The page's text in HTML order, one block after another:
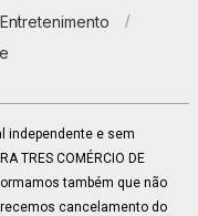
Entretenimento
independente e sem
TRES COMÉRCIO DE
também que não
cancelamento do